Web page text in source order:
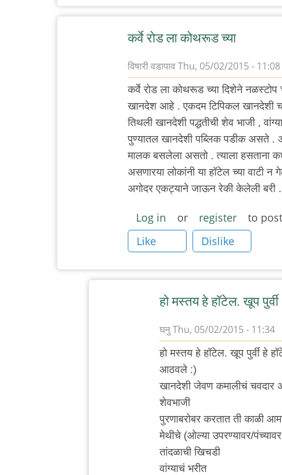
कर्वे रोड ला कोथरूड च्या
विषारी वडापावThu, 05/02/2015 - 11:08
कर्वे रोड ला कोथरूड च्या दिशेने
खानदेश आहे . एकदम टिपिकल खानदेशी
तिथली खानदेशी पद्धतीची शेव भाजी ,
पुण्यातल खानदेशी पब्लिक पडीक असते .
मालक बसलेला असतो . त्याला हसताना
असणारया लोकांनी या हॉटेल च्या
अगोदर एकट्याने जाऊन रेकी केलेली बरी
Log in or register
to
Like
Dislike
हो मस्तय हे हॉटेल. खूप पुर्वी
घनुThu, 05/02/2015 - 11:34
In
reply
कर्वे
ला
कोथरूड
च्या
हो मस्तय हे हॉटेल. खूप पुर्वी हे
आठवले :)
खानदेशी जेवण कमालीचं चवदार
शेवभाजी
पुरणाबरोबर करतात ती काळी
मेथीचे (ओल्या उपरण्यावर/
तांदळाची खिचडी
वांग्याचं भरीत